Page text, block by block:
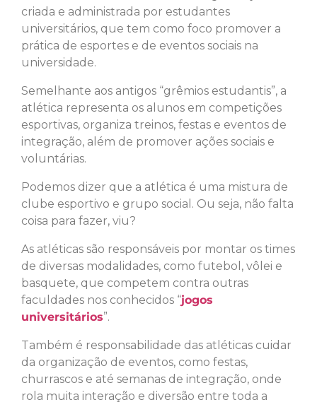
criada e administrada por estudantes
universitários, que tem como foco promover a
prática de esportes e de eventos sociais na
universidade.
Semelhante aos antigos “grêmios estudantis”, a
atlética representa os alunos em competições
esportivas, organiza treinos, festas e eventos de
integração, além de promover ações sociais e
voluntárias.
Podemos dizer que a atlética é uma mistura de
clube esportivo e grupo social. Ou seja, não falta
coisa para fazer, viu?
As atléticas são responsáveis por montar os times
de diversas modalidades, como futebol, vôlei e
basquete, que competem contra outras
faculdades nos conhecidos “jogos
universitários”.
Também é responsabilidade das atléticas cuidar
da organização de eventos, como festas,
churrascos e até semanas de integração, onde
rola muita interação e diversão entre toda a